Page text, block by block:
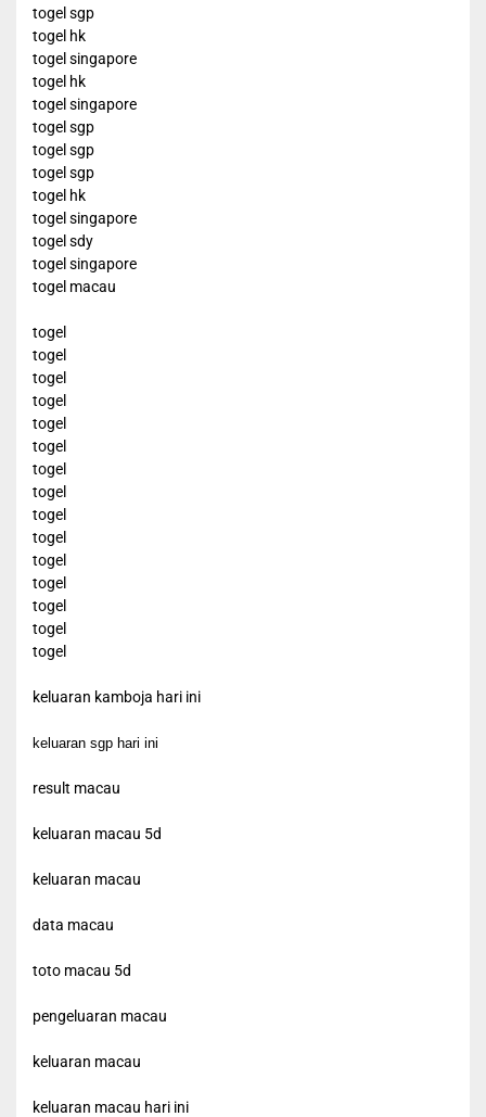
togel sgp
togel hk
togel singapore
togel hk
togel singapore
togel sgp
togel sgp
togel sgp
togel hk
togel singapore
togel sdy
togel singapore
togel macau
togel
togel
togel
togel
togel
togel
togel
togel
togel
togel
togel
togel
togel
togel
togel
keluaran kamboja hari ini
keluaran sgp hari ini
result macau
keluaran macau 5d
keluaran macau
data macau
toto macau 5d
pengeluaran macau
keluaran macau
keluaran macau hari ini